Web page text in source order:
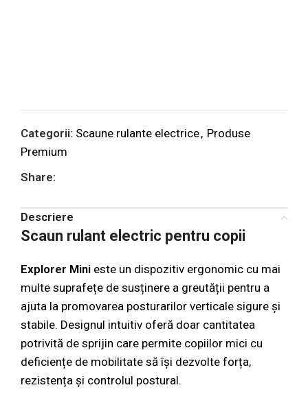
Categorii: Scaune rulante electrice, Produse
Premium
Share:
Descriere
Scaun rulant electric pentru copii
Explorer Mini este un dispozitiv ergonomic cu mai
multe suprafețe de susținere a greutății pentru a
ajuta la promovarea posturarilor verticale sigure și
stabile. Designul intuitiv oferă doar cantitatea
potrivită de sprijin care permite copiilor mici cu
deficiențe de mobilitate să își dezvolte forța,
rezistența și controlul postural.